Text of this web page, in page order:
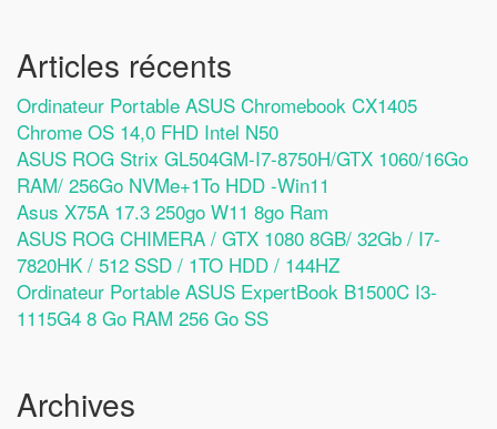
Articles récents
Ordinateur Portable ASUS Chromebook CX1405
Chrome OS 14,0 FHD Intel N50
ASUS ROG Strix GL504GM-I7-8750H/GTX 1060/16Go
RAM/ 256Go NVMe+1To HDD -Win11
Asus X75A 17.3 250go W11 8go Ram
ASUS ROG CHIMERA / GTX 1080 8GB/ 32Gb / I7-
7820HK / 512 SSD / 1TO HDD / 144HZ
Ordinateur Portable ASUS ExpertBook B1500C I3-
1115G4 8 Go RAM 256 Go SS
Archives